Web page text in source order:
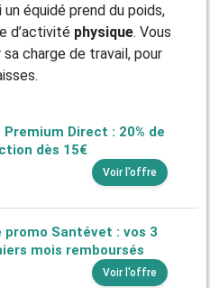
un équidé prend du poids,
d’activité physique. Vous
charge de travail, pour
Premium Direct : 20% de
dès 15€
Voir l'offre
promo Santévet : vos 3
mois remboursés
Voir l'offre